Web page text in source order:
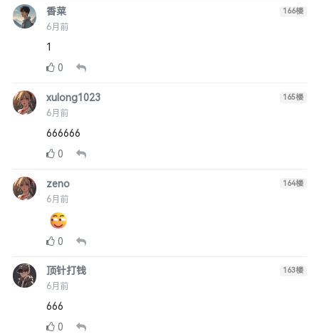
香菜
6月前
166楼
1
0
xulong1023
6月前
165楼
666666
0
zeno
6月前
164楼
0
顶针打钱
6月前
163楼
666
0